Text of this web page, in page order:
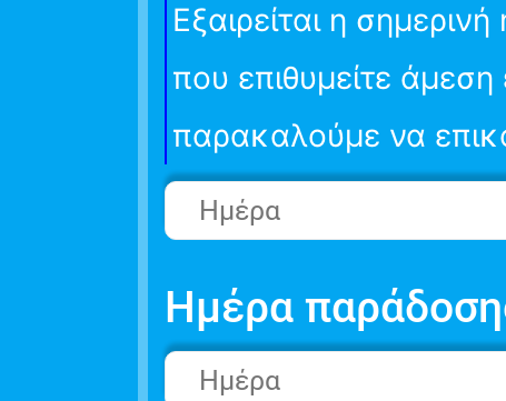
Εξαιρείται η
που επιθυμείτε άμεση
παρακαλούμε να
Ημέρα